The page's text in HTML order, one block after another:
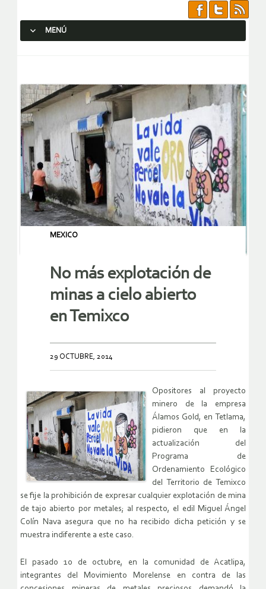
MENÚ
MEXICO
No más explotación de
minas a cielo abierto
en Temixco
29 OCTUBRE, 2014
Opositores al proyecto
minero de la empresa
Álamos Gold, en Tetlama,
pidieron que en la
actualización del
Programa de
Ordenamiento Ecológico
del Territorio de Temixco
se fije la prohibición de expresar cualquier explotación de mina
de tajo abierto por metales; al respecto, el edil Miguel Ángel
Colín Nava asegura que no ha recibido dicha petición y se
muestra indiferente a este caso.
El pasado 10 de octubre, en la comunidad de Acatlipa,
integrantes del Movimiento Morelense en contra de las